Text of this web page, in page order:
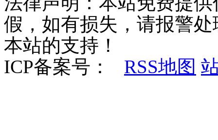
假，如有损失，请报警
本站的支持！
ICP备案号：
RSS地图